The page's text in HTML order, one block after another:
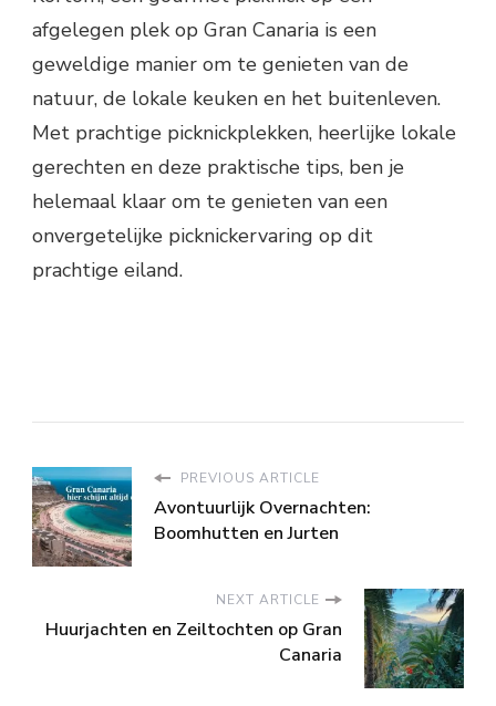
afgelegen plek op Gran Canaria is een
geweldige manier om te genieten van de
natuur, de lokale keuken en het buitenleven.
Met prachtige picknickplekken, heerlijke lokale
gerechten en deze praktische tips, ben je
helemaal klaar om te genieten van een
onvergetelijke picknickervaring op dit
prachtige eiland.
PREVIOUS ARTICLE
Avontuurlijk Overnachten:
Boomhutten en Jurten
NEXT ARTICLE
Huurjachten en Zeiltochten op Gran
Canaria